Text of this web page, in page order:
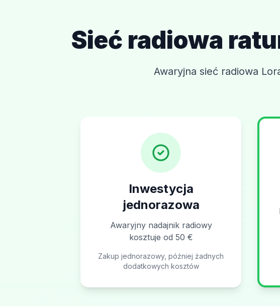
Sieć radiowa
Awaryjna sieć radiowa
Inwestycja
jednorazowa
Awaryjny nadajnik radiowy
kosztuje od 50 €
Zakup jednorazowy, później żadnych
dodatkowych kosztów